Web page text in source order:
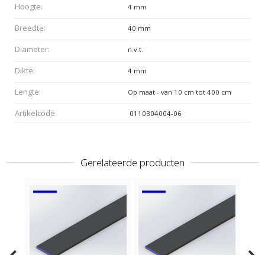
Hoogte: 4 mm
Breedte: 40 mm
Diameter: n.v.t.
Dikte: 4 mm
Lengte: Op maat - van 10 cm tot 400 cm
Artikelcode 0110304004-06
Gerelateerde producten